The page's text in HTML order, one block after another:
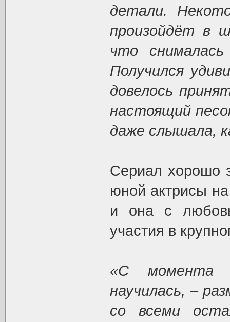
детали.
произойдёт в
что
Получился
довелось
настоящий
даже слышала,
Сериал хорошо
юной актрисы
и она с
участия в
«С момента
научилась, –
со всеми